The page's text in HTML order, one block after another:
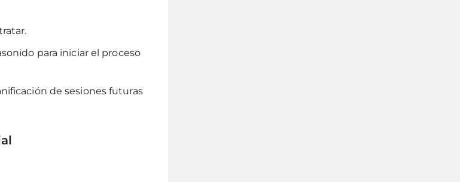
para iniciar el proceso
de sesiones futuras